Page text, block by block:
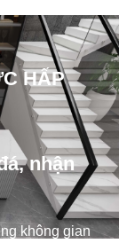
HẤP
nhận
không gian